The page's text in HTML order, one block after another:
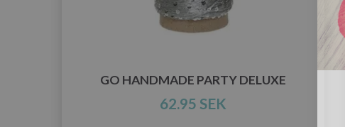
GO HANDMADE PARTY DELUXE
62.95 SEK